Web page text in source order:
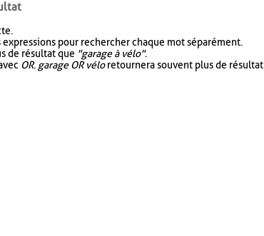
pour rechercher chaque mot séparément.
de résultat que "garage à vélo".
OR. garage OR véloretournera souvent plus de résultat